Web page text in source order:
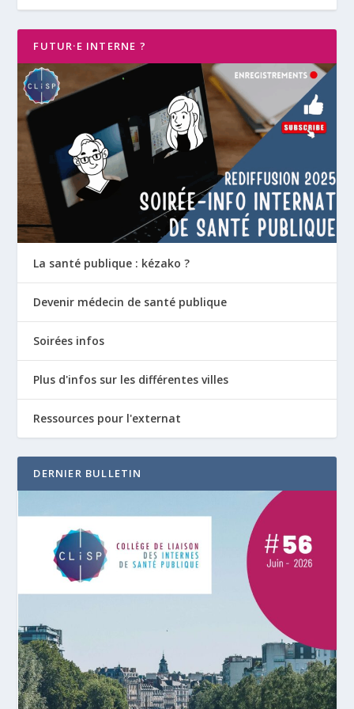
FUTUR·E INTERNE ?
La santé publique : kézako ?
Devenir médecin de santé publique
Soirées infos
Plus d'infos sur les différentes villes
Ressources pour l'externat
DERNIER BULLETIN